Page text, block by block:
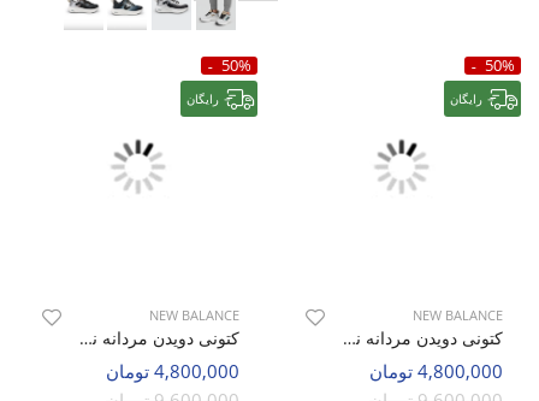
50%
رایگان
NEW BALANCE
کتونی دویدن مردانه نیو بالانس Trainer SC M
4,800,000 تومان
50%
رایگان
NEW BALANCE
کتونی دویدن مردانه نیو بالانس Trainer SC M
4,800,000 تومان